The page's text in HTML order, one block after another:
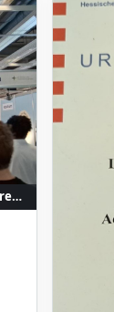
Auf der Berufsmesse vocatium informieren sich Jugendliche über ihre berufliche Zukunft.